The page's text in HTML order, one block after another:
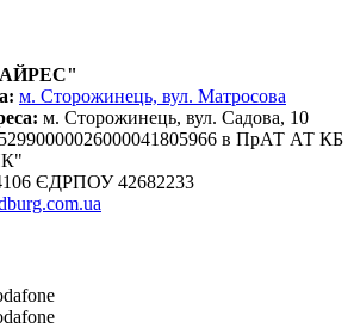
м. Сторожинець, вул. Матросова
м. Сторожинець, вул. Садова, 10
в ПрАТ АТ КБ
ЄДРПОУ 42682233